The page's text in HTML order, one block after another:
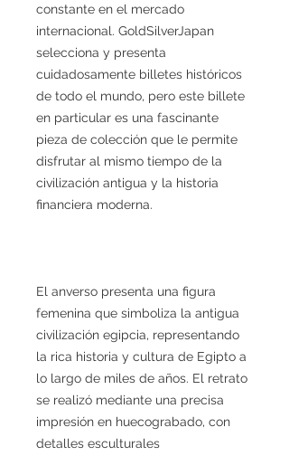
constante en el mercado
internacional. GoldSilverJapan
selecciona y presenta
cuidadosamente billetes históricos
de todo el mundo, pero este billete
en particular es una fascinante
pieza de colección que le permite
disfrutar al mismo tiempo de la
civilización antigua y la historia
financiera moderna.
El anverso presenta una figura
femenina que simboliza la antigua
civilización egipcia, representando
la rica historia y cultura de Egipto a
lo largo de miles de años. El retrato
se realizó mediante una precisa
impresión en huecograbado, con
detalles esculturales